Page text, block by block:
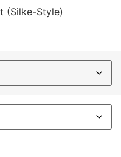
(Silke-Style)